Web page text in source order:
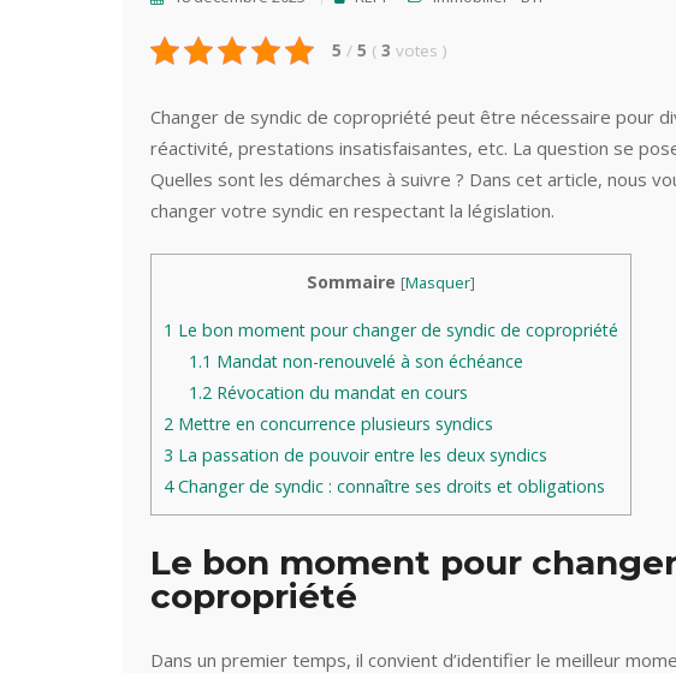
5 / 5 ( 3 votes)
Changer de syndic de copropriété peut être nécessaire pour
réactivité, prestations insatisfaisantes, etc. La question se
Quelles sont les démarches à suivre ? Dans cet article, nous
changer votre syndic en respectant la législation.
Sommaire [Masquer]
1 Le bon moment pour changer de syndic de copropriété
1.1 Mandat non-renouvelé à son échéance
1.2 Révocation du mandat en cours
2 Mettre en concurrence plusieurs syndics
3 La passation de pouvoir entre les deux syndics
4Changer de syndic : connaître ses droits et obligations
Le bon moment pour
copropriété
Dans un premier temps, il convient d’identifier le meilleur